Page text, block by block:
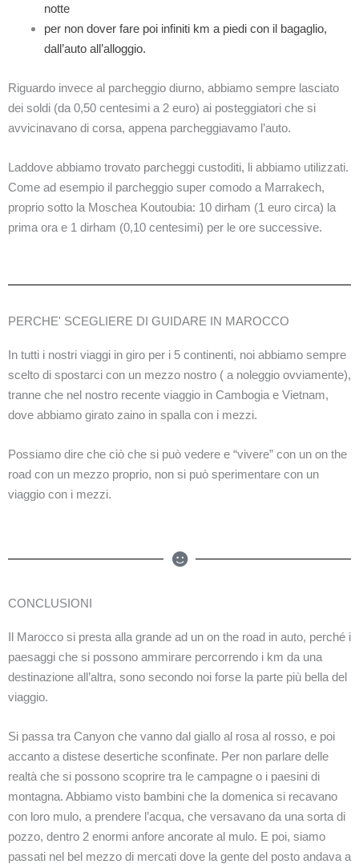
notte
per non dover fare poi infiniti km a piedi con il bagaglio,
dall’auto all’alloggio.
Riguardo invece al parcheggio diurno, abbiamo sempre lasciato
dei soldi (da 0,50 centesimi a 2 euro) ai posteggiatori che si
avvicinavano di corsa, appena parcheggiavamo l’auto.
Laddove abbiamo trovato parcheggi custoditi, li abbiamo utilizzati.
Come ad esempio il parcheggio super comodo a Marrakech,
proprio sotto la Moschea Koutoubia: 10 dirham (1 euro circa) la
prima ora e 1 dirham (0,10 centesimi) per le ore successive.
PERCHE' SCEGLIERE DI GUIDARE IN MAROCCO
In tutti i nostri viaggi in giro per i 5 continenti, noi abbiamo sempre
scelto di spostarci con un mezzo nostro ( a noleggio ovviamente),
tranne che nel nostro recente viaggio in Cambogia e Vietnam,
dove abbiamo girato zaino in spalla con i mezzi.
Possiamo dire che ciò che si può vedere e “vivere” con un on the
road con un mezzo proprio, non si può sperimentare con un
viaggio con i mezzi.
CONCLUSIONI
Il Marocco si presta alla grande ad un on the road in auto, perché i
paesaggi che si possono ammirare percorrendo i km da una
destinazione all’altra, sono secondo noi forse la parte più bella del
viaggio.
Si passa tra Canyon che vanno dal giallo al rosa al rosso, e poi
accanto a distese desertiche sconfinate. Per non parlare delle
realtà che si possono scoprire tra le campagne o i paesini di
montagna. Abbiamo visto bambini che la domenica si recavano
con loro mulo, a prendere l’acqua, che versavano da una sorta di
pozzo, dentro 2 enormi anfore ancorate al mulo. E poi, siamo
passati nel bel mezzo di mercati dove la gente del posto andava a